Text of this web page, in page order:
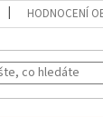
HODNOCENÍ